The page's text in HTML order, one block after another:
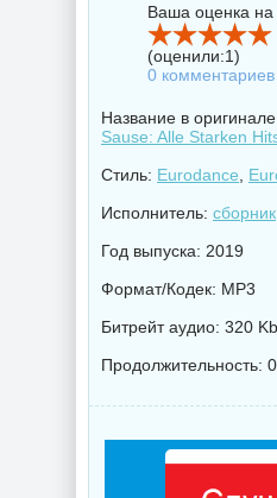
Ваша оценка на
(оценили:1)
0 комментариев
Название в
Sause: Alle Starken
Стиль: Eurodance
Исполнитель: сборник
Год выпуска: 2019
Формат/Кодек: MP3
Битрейт аудио: 320
Продолжительность: